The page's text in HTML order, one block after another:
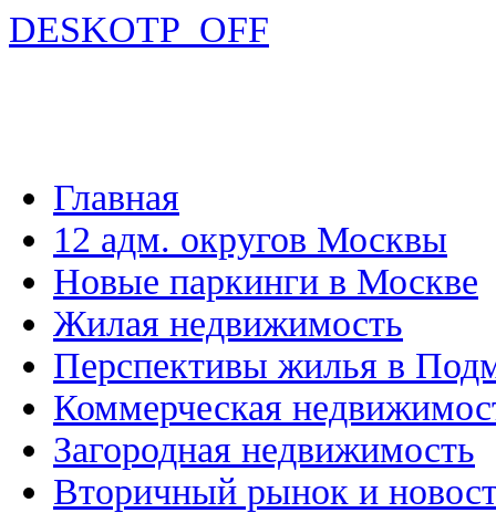
DESKOTP_OFF
Главная
12 адм. округов Москвы
Новые паркинги в Москве
Жилая недвижимость
Перспективы жилья в
Коммерческая
Загородная недвижимость
Вторичный рынок и